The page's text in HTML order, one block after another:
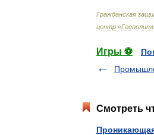
Гражданская
центр «
Игры ⚽
Смотреть